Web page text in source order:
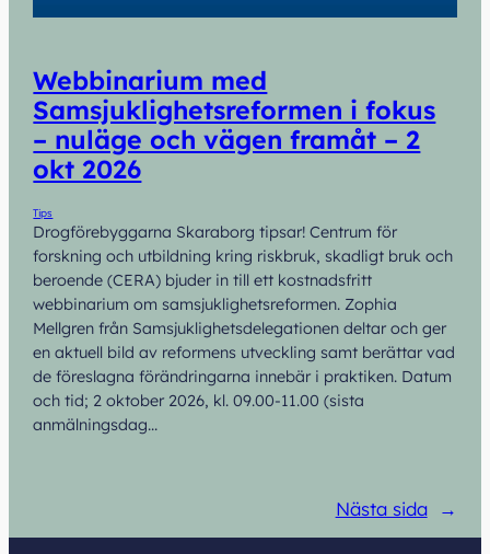
Webbinarium med
Samsjuklighetsreformen i fokus
– nuläge och vägen framåt – 2
okt 2026
Tips
Drogförebyggarna Skaraborg tipsar! Centrum för
forskning och utbildning kring riskbruk, skadligt bruk och
beroende (CERA) bjuder in till ett kostnadsfritt
webbinarium om samsjuklighetsreformen. Zophia
Mellgren från Samsjuklighetsdelegationen deltar och ger
en aktuell bild av reformens utveckling samt berättar vad
de föreslagna förändringarna innebär i praktiken. Datum
och tid; 2 oktober 2026, kl. 09.00-11.00 (sista
anmälningsdag…
Nästa sida →